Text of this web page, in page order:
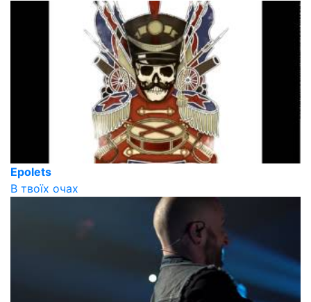
Epolets
В твоїх очах